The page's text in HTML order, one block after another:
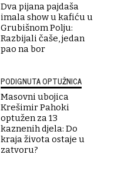
Dva pijana pajdaša
imala show u kafiću u
Grubišnom Polju:
Razbijali čaše, jedan
pao na bor
PODIGNUTA OPTUŽNICA
Masovni ubojica
Krešimir Pahoki
optužen za 13
kaznenih djela: Do
kraja života ostaje u
zatvoru?